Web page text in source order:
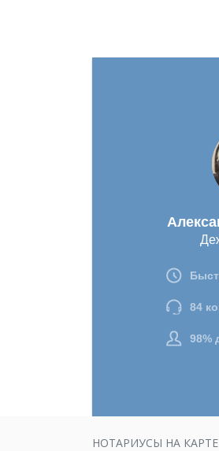
НОТАРИУСЫ НА КАРТЕ